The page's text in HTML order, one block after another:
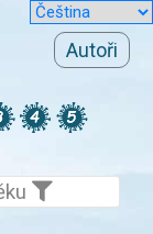
Autoři